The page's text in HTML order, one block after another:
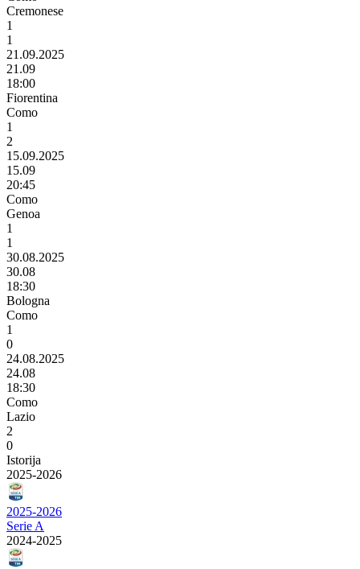
Cremonese
1
1
21.09.2025
21.09
18:00
Fiorentina
Como
1
2
15.09.2025
15.09
20:45
Como
Genoa
1
1
30.08.2025
30.08
18:30
Bologna
Como
1
0
24.08.2025
24.08
18:30
Como
Lazio
2
0
Istorija
2025-2026
2025-2026
Serie A
2024-2025